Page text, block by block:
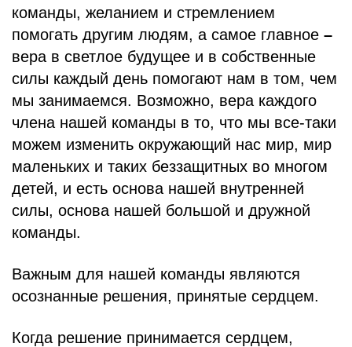
команды, желанием и стремлением
помогать другим людям, а самое главное –
вера в светлое будущее и в собственные
силы каждый день помогают нам в том, чем
мы занимаемся. Возможно, вера каждого
члена нашей команды в то, что мы все-таки
можем изменить окружающий нас мир, мир
маленьких и таких беззащитных во многом
детей, и есть основа нашей внутренней
силы, основа нашей большой и дружной
команды.
Важным для нашей команды являются
осознанные решения, принятые сердцем.
Когда решение принимается сердцем,